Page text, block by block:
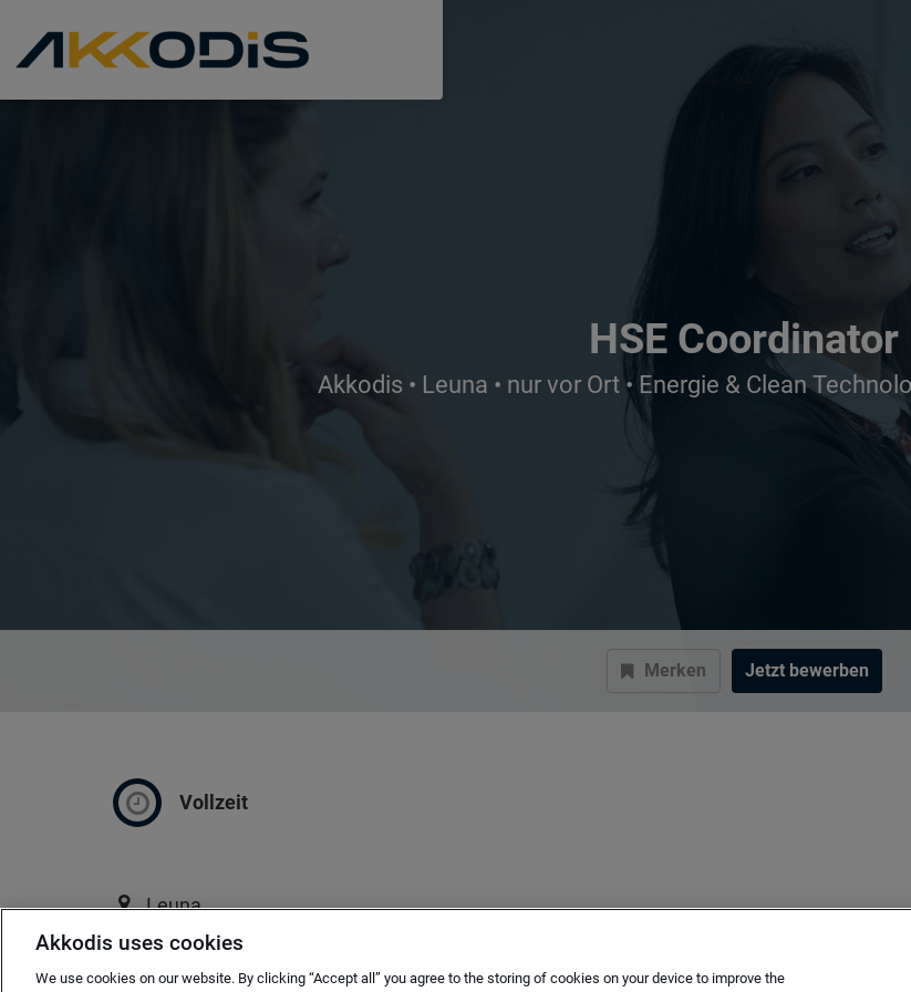
HSE Coordinator
Akkodis • Leuna • nur vor Ort • Energie & Clean
Merken Jetzt bewerben
Vollzeit
Leuna
ab sofort
Akkodis uses cookies
We use cookies on our website. By clicking “Accept all” you agree to the storing of cookies on your device to improve the